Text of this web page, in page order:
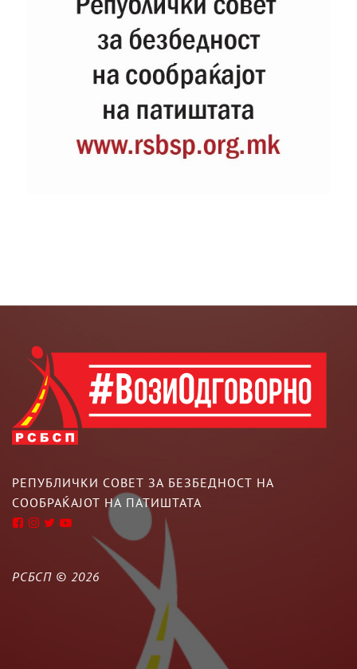
РЕПУБЛИЧКИ СОВЕТ ЗА БЕЗБЕДНОСТ НА
СООБРАЌАЈОТ НА ПАТИШТАТА
РСБСП © 2026